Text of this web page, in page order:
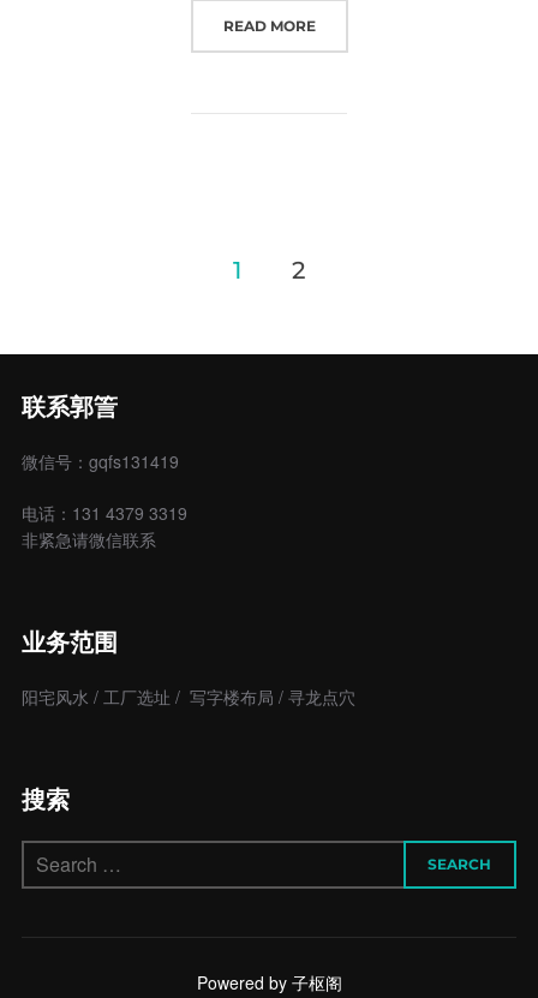
READ MORE“財位應有陽光或燈光照射，這對
分
页
1 2
联系郭䇾
微信号：gqfs131419
电话：131 4379 3319
非紧急请微信联系
业务范围
阳宅风水 / 工厂选址 / 写字楼布局 / 寻龙点穴
搜索
Search
for:
SEARCH
Powered by 子枢阁